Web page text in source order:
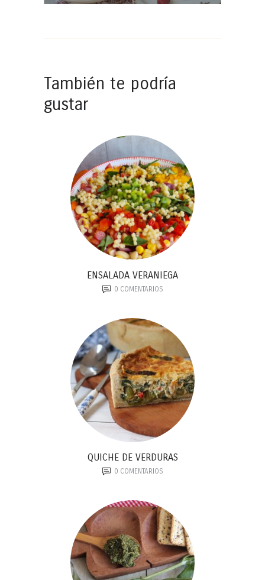
También te podría
gustar
ENSALADA VERANIEGA
0COMENTARIOS
QUICHE DE VERDURAS
0COMENTARIOS